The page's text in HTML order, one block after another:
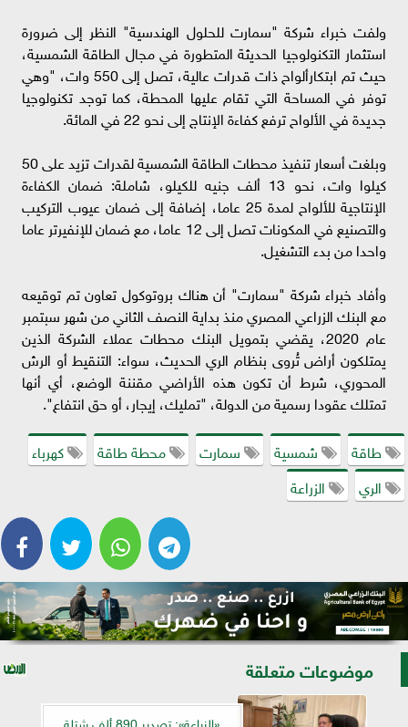
ولفت خبراء شركة "سمارت للحلول الهندسية" النظر إلى ضرورة
استثمار التكنولوجيا الحديثة المتطورة في مجال الطاقة الشمسية،
حيث تم ابتكارألواح ذات قدرات عالية، تصل إلى 550 وات، "وهي
توفر في المساحة التي تقام عليها المحطة، كما توجد تكنولوجيا
جديدة في الألواح ترفع كفاءة الإنتاج إلى نحو 22 في المائة.
وبلغت أسعار تنفيذ محطات الطاقة الشمسية لقدرات تزيد على 50
كيلوا وات، نحو 13 ألف جنيه للكيلو، شاملة: ضمان الكفاءة
الإنتاجية للألواح لمدة 25 عاما، إضافة إلى ضمان عيوب التركيب
والتصنيع في المكونات تصل إلى 12 عاما، مع ضمان للإنفيرتر عاما
واحدا من بدء التشغيل.
وأفاد خبراء شركة "سمارت" أن هناك بروتوكول تعاون تم توقيعه
مع البنك الزراعي المصري منذ بداية النصف الثاني من شهر سبتمبر
عام 2020، يقضي بتمويل البنك محطات عملاء الشركة الذين
يمتلكون أراض تُروى بنظام الري الحديث، سواء: التنقيط أو الرش
المحوري، شرط أن تكون هذه الأراضي مقننة الوضع، أي أنها
تمتلك عقودا رسمية من الدولة، "تمليك، إيجار، أو حق انتفاع".
طاقة
شمسية سمارت محطة طاقة
كهرباء
الري
الزراعة
موضوعات متعلقة
«الزراعة»: تصدير 890 ألف شتلة